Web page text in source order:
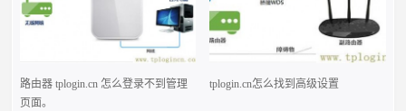
路由器 tplogin.cn 怎么登录不到管理
页面。
tplogin.cn怎么找到高级设置